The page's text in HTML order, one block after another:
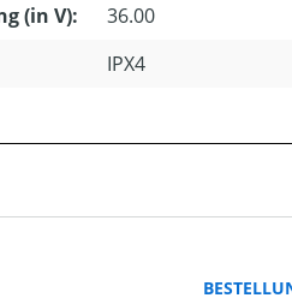
(in V):
36.00
IPX4